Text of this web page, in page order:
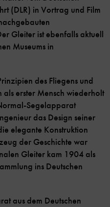
(DLR) in Vortrag und Film
Gleiter ist ebenfalls aktuell
Museums in
des Fliegens und
als erster Mensch wiederholt
Segelapparat
das Design seiner
elegante Konstruktion
der Geschichte war
Gleiter kam 1904 als
ins Deutschen
aus dem Deutschen